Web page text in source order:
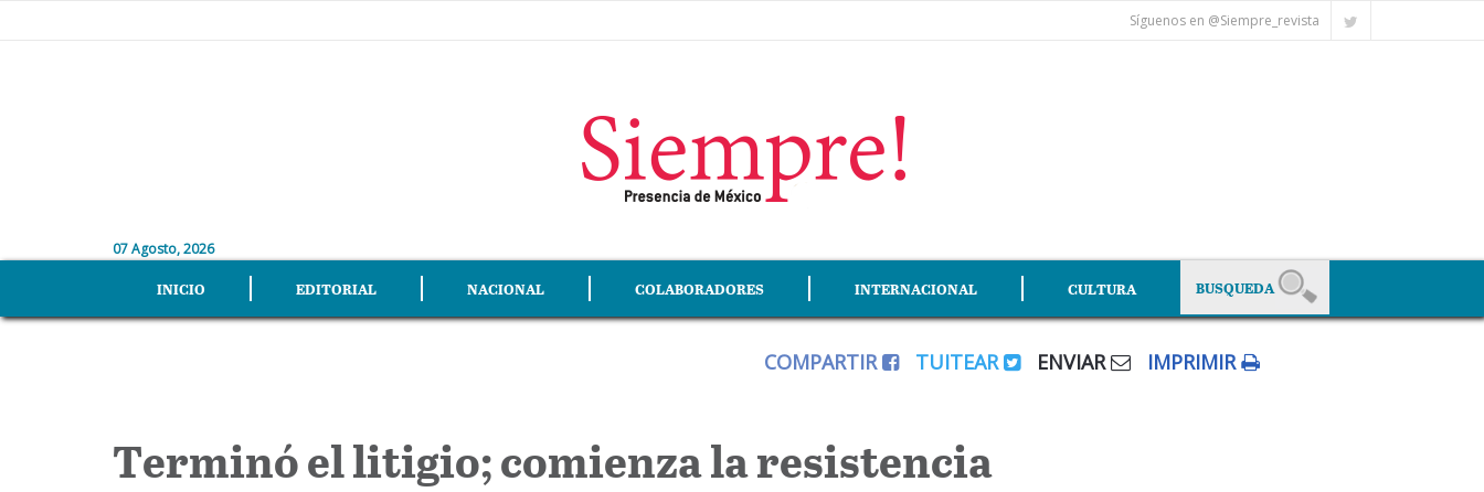
Síguenos en @Siempre_revista
07 Agosto, 2026
INICIO EDITORIAL NACIONAL COLABORADORES INTERNACIONAL CULTURA
COMPARTIR TUITEAR ENVIAR IMPRIMIR
Terminó el litigio; comienza la resistencia